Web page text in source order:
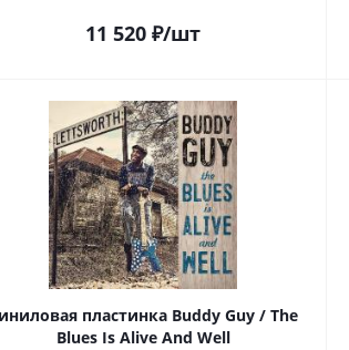
11 520 ₽/шт
пластинка Buddy Guy / The
Blues Is Alive And Well